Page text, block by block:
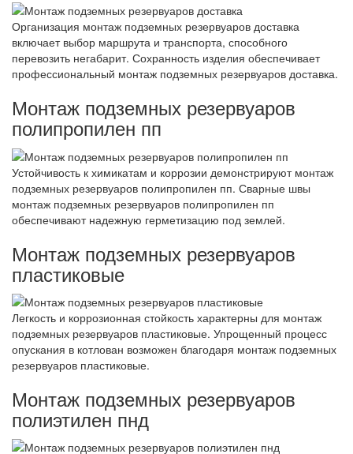
Организация монтаж подземных резервуаров доставка
включает выбор маршрута и транспорта, способного
перевозить негабарит. Сохранность изделия обеспечивает
профессиональный монтаж подземных резервуаров доставка.
Монтаж подземных резервуаров
полипропилен пп
Устойчивость к химикатам и коррозии демонстрируют монтаж
подземных резервуаров полипропилен пп. Сварные швы
монтаж подземных резервуаров полипропилен пп
обеспечивают надежную герметизацию под землей.
Монтаж подземных резервуаров
пластиковые
Легкость и коррозионная стойкость характерны для монтаж
подземных резервуаров пластиковые. Упрощенный процесс
опускания в котлован возможен благодаря монтаж подземных
резервуаров пластиковые.
Монтаж подземных резервуаров
полиэтилен пнд